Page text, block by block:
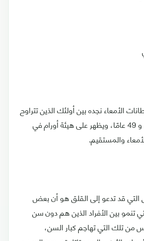
الأمعاء نجده بين أولئك الذين تتراوح
أعمارهم ما بين 18 و 49 عامًا، ويظهر على هيئة أورام في
والمستقيم.
التي قد تدعو إلى القلق هو أن بعض
تنمو بين الأفراد الذين هم دون سن
من تلك التي تهاجم كبار السن،